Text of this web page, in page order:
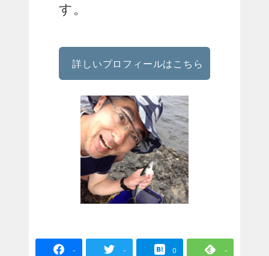
す。
詳しいプロフィールはこちら
- - 0 -